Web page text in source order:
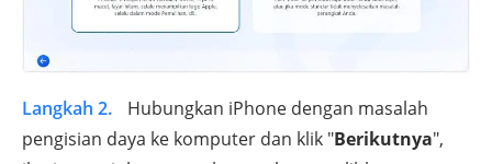
Langkah 2.
Hubungkan iPhone dengan masalah
pengisian daya ke komputer dan klik "Berikutnya",